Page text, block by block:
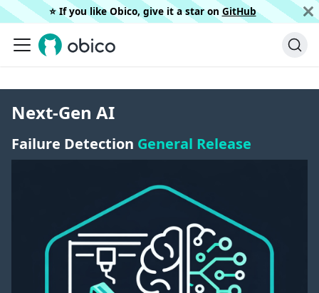
⭐️ If you like Obico, give it a star on GitHub
Next-Gen AI
Failure Detection General Release